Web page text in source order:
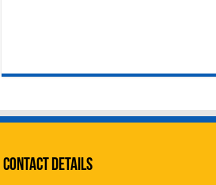
Contact Details